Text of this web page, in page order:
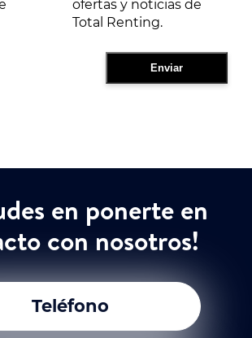
ofertas y noticias de
Total Renting.
en ponerte en
con nosotros!
Teléfono